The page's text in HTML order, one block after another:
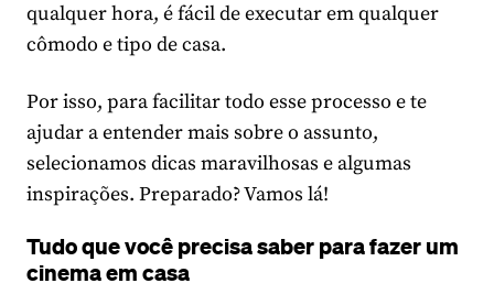
qualquer hora, é fácil de executar em qualquer
cômodo e tipo de casa.
Por isso, para facilitar todo esse processo e te
ajudar a entender mais sobre o assunto,
selecionamos dicas maravilhosas e algumas
inspirações. Preparado? Vamos lá!
Tudo que você precisa saber para fazer um
cinema em casa